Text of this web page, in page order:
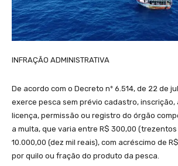
INFRAÇÃO ADMINISTRATIVA
De acordo com o Decreto nº 6.514, de 22 de
exerce pesca sem prévio cadastro, inscrição,
licença, permissão ou registro do órgão
a multa, que varia entre R$ 300,00 (trezentos
10.000,00 (dez mil reais), com acréscimo de
por quilo ou fração do produto da pesca.